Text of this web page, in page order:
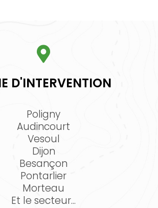
D'INTERVENTION
Poligny
Audincourt
Vesoul
Dijon
Besançon
Pontarlier
Morteau
Et le secteur...